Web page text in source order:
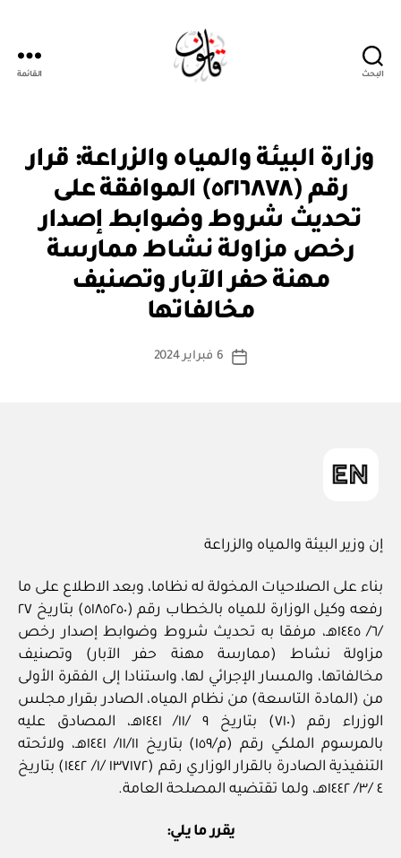
البحث القائمة
التصنيفات
وزارة البيئة والمياه والزراعة: قرار
رقم (٥٢١٦٨٧٨) الموافقة على
تحديث شروط وضوابط إصدار
رخص مزاولة نشاط ممارسة
مهنة حفر الآبار وتصنيف
مخالفاتها
كاتب
بو
س
ة
تاريخ
6 فبراير 2024
إن وزير البيئة والمياه والزراعة
بناء على الصلاحيات المخولة له نظاما، وبعد الاطلاع على ما
رفعه وكيل الوزارة للمياه بالخطاب رقم (٥١٨٥٢٥٠) بتاريخ ٢٧
/٦/ ١٤٤٥هـ، مرفقا به تحديث شروط وضوابط إصدار رخص
مزاولة نشاط (ممارسة مهنة حفر الآبار) وتصنيف
مخالفاتها، والمسار الإجرائي لها، واستنادا إلى الفقرة الأولى
من (المادة التاسعة) من نظام المياه، الصادر بقرار مجلس
الوزراء رقم (٧١٠) بتاريخ ٩ /١١/ ١٤٤١هـ، المصادق عليه
بالمرسوم الملكي رقم (م/١٥٩) بتاريخ ١١/١١/ ١٤٤١هـ، ولائحته
التنفيذية الصادرة بالقرار الوزاري رقم (١٣٧١٧٢ /١/ ١٤٤٢) بتاريخ
٤ /٣/ ١٤٤٢هـ، ولما تقتضيه المصلحة العامة.
يقرر ما يلي: